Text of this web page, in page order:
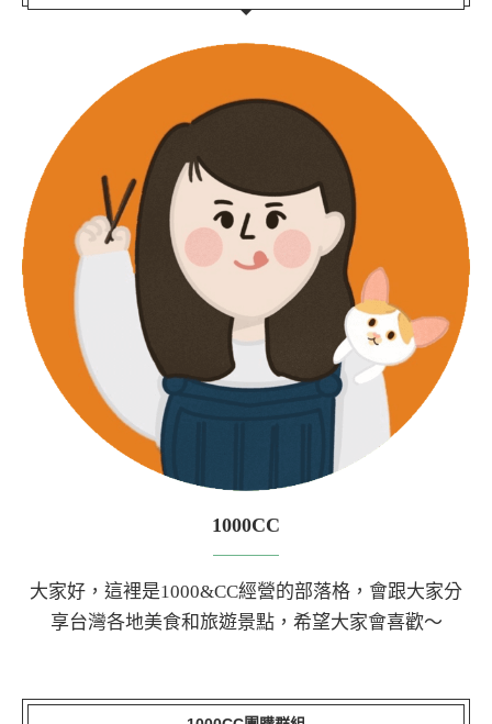
1000CC
大家好，這裡是1000&CC經營的部落格，會跟大家分
享台灣各地美食和旅遊景點，希望大家會喜歡～